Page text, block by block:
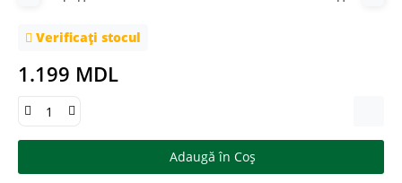
Verificați stocul
1.199 MDL
Adaugă în Coş